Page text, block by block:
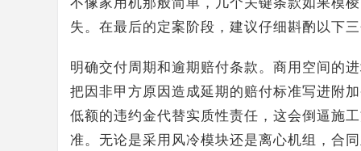
失。在最后的定案阶段，建议仔细斟酌以下
明确交付周期和逾期赔付条款。商用空间的
把因非甲方原因造成延期的赔付标准写进附
低额的违约金代替实质性责任，这会倒逼施
准。无论是采用风冷模块还是离心机组，合